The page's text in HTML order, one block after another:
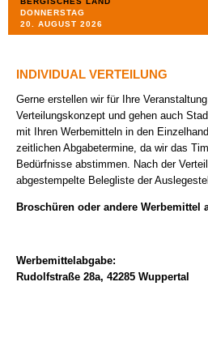
REFERENZEN
DATENSCHUTZ
IMPRESSUM
AGB
FOLGE UNS AUF FACEBOOK
DONNERSTAG
20. AUGUST 2026
INDIVIDUAL VERTEILUNG
Gerne erstellen wir für Ihre
Verteilungskonzept und gehen auch
mit Ihren Werbemitteln in den
zeitlichen Abgabetermine, da wir das
Bedürfnisse abstimmen. Nach der
abgestempelte Belegliste der
Broschüren oder andere Werbemittel
Werbemittelabgabe:
Rudolfstraße 28a, 42285 Wuppertal